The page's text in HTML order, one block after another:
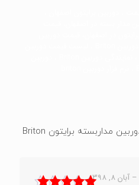
دستگاه ضبط دوربین مداربسته برایتون Briton
– آبان 8, 1398